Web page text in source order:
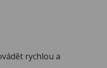
rychlou a